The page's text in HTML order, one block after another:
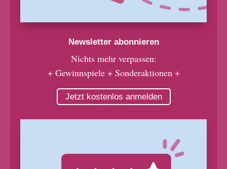
Newsletter abonnieren
Nichts mehr verpassen:
+ Gewinnspiele + Sonderaktionen +
Jetzt kostenlos anmelden